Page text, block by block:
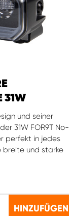
31W
und seiner
31W FOR9T No-
perfekt in jedes
breite und starke
HINZUFÜGEN